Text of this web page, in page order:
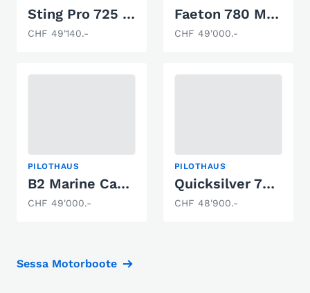
Sting Pro 725 HT
CHF 49'140.-
Faeton 780 Moraga E
CHF 49'000.-
PILOTHAUS
B2 Marine Cap Ferret 722 TC - Serie II
CHF 49'000.-
PILOTHAUS
Quicksilver 755 Pilothouse
CHF 48'900.-
Sessa Motorboote